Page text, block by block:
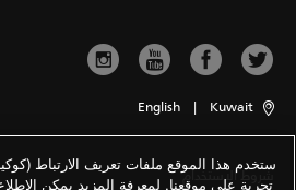
Kuwait
|
English
شروط الاستخدام
ستخدم هذا الموقع ملفات تعريف الارتباط
تجربة على موقعنا. لمعرفة المزيد يمكن